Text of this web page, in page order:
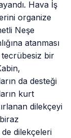
Hava İş
organize
Neşe
atanması
tecrübesiz bir
da desteği
kurt
dilekçeyi
de dilekçeleri